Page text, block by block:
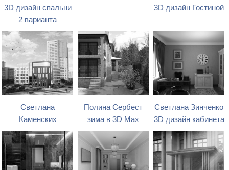
3D дизайн спальни
2 варианта
3D дизайн Гостиной
Светлана
Каменских
Полина Сербест
зима в 3D Max
Светлана Зинченко
3D дизайн кабинета